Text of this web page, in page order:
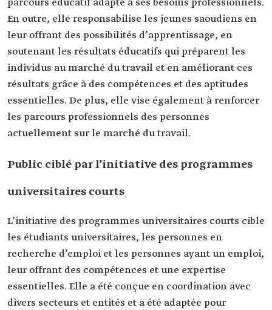
parcours éducatif adapté à ses besoins professionnels.
En outre, elle responsabilise les jeunes saoudiens en
leur offrant des possibilités d’apprentissage, en
soutenant les résultats éducatifs qui préparent les
individus au marché du travail et en améliorant ces
résultats grâce à des compétences et des aptitudes
essentielles. De plus, elle vise également à renforcer
les parcours professionnels des personnes
actuellement sur le marché du travail.
Public ciblé par l’initiative des programmes
universitaires courts
L’initiative des programmes universitaires courts cible
les étudiants universitaires, les personnes en
recherche d’emploi et les personnes ayant un emploi,
leur offrant des compétences et une expertise
essentielles. Elle a été conçue en coordination avec
divers secteurs et entités et a été adaptée pour